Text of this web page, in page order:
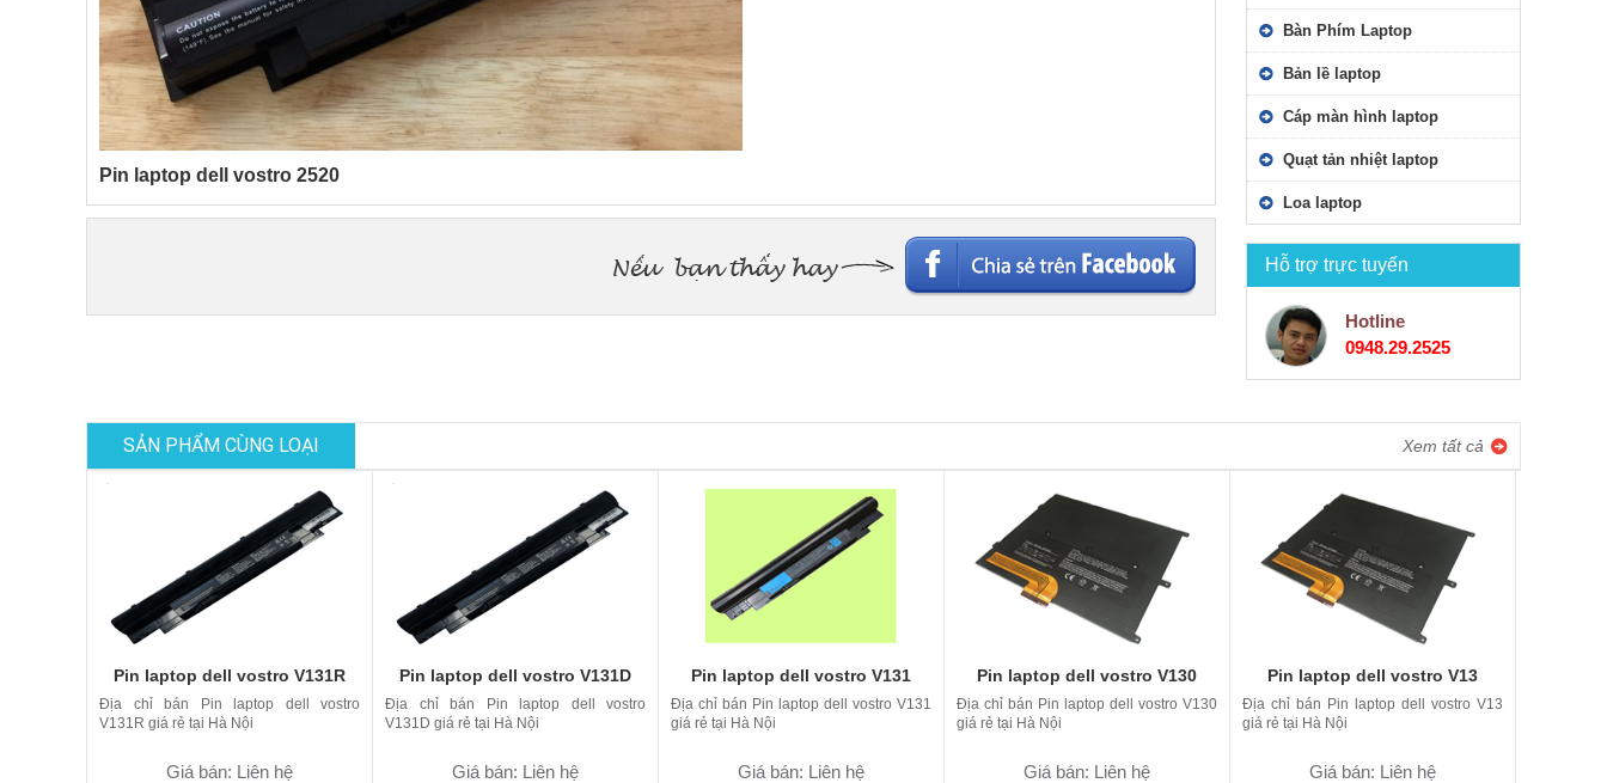
Pin laptop dell vostro 2520
Bàn Phím Laptop
Bản lề laptop
Cáp màn hình laptop
Quạt tản nhiệt laptop
Loa laptop
Hỗ trợ trực tuyến
Hotline
0948.29.2525
Xem tất cả
SẢN PHẨM CÙNG LOẠI
Pin laptop dell vostro V131R
Địa chỉ bán Pin laptop dell vostro
V131R giá rẻ tại Hà Nội
Giá bán: Liên hệ
Pin laptop dell vostro V131D
Địa chỉ bán Pin laptop dell vostro
V131D giá rẻ tại Hà Nội
Giá bán: Liên hệ
Pin laptop dell vostro V131
Địa chỉ bán Pin laptop dell vostro V131
giá rẻ tại Hà Nội
Giá bán: Liên hệ
Pin laptop dell vostro V130
Địa chỉ bán Pin laptop dell vostro V130
giá rẻ tại Hà Nội
Giá bán: Liên hệ
Pin laptop dell vostro V13
Địa chỉ bán Pin laptop dell vostro V13
giá rẻ tại Hà Nội
Giá bán: Liên hệ